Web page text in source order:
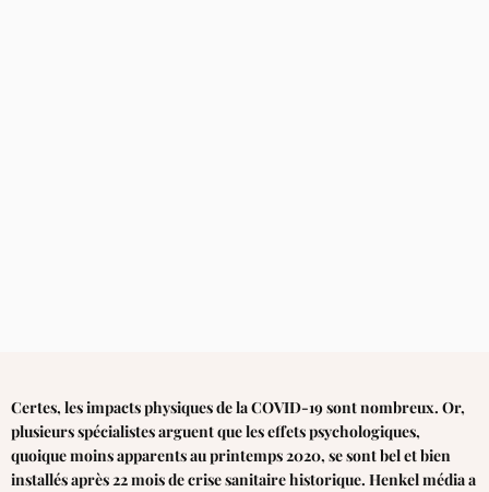
Certes, les impacts physiques de la COVID-19 sont nombreux. Or,
plusieurs spécialistes arguent que les effets psychologiques,
quoique moins apparents au printemps 2020, se sont bel et bien
installés après 22 mois de crise sanitaire historique. Henkel média a